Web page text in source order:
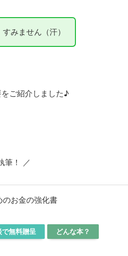
みません（汗）
ご紹介しました♪
筆！ ／
お金の強化書
無料贈呈 どんな本？